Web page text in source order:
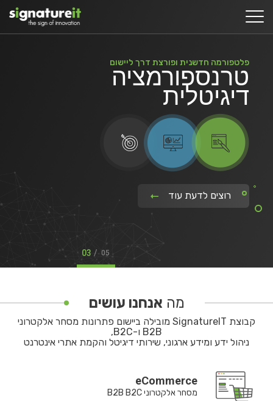
פלטפורמה חדשנית ופורצת דרך ליישום
טרנספורמציה
דיגיטלית
רוצים לדעת עוד
05
/
03
מה אנחנו עושים
קבוצת SignatureIT מובילה ביישום פתרונות מסחר אלקטרוני
B2B ו-B2C,
ניהול ידע ומידע ארגוני, שירותי דיגיטל והקמת אתרי אינטרנט
eCommerce
מסחר אלקטרוני B2B B2C